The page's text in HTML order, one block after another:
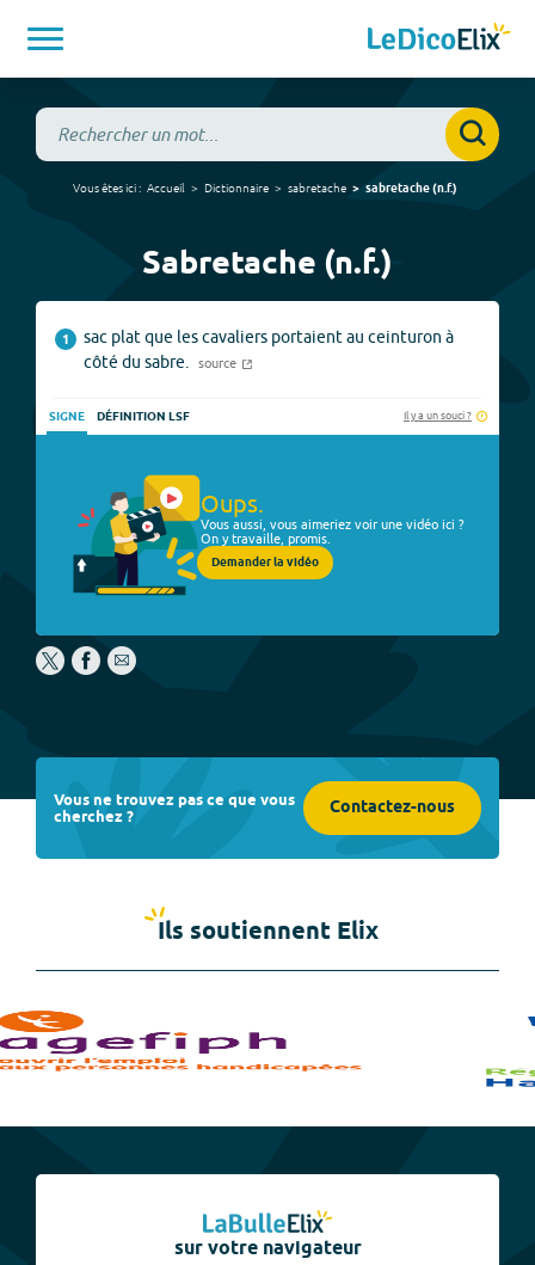
Vous êtes ici : Accueil Dictionnaire sabretache sabretache(n.f.)
Sabretache (n.f.)
1
sac plat que les cavaliers portaient au ceinturon à
côté du sabre.
source
SIGNE DÉFINITION LSF Il y a un souci ?
Oups.
Vous aussi, vous aimeriez voir une vidéo ici ?
On y travaille, promis.
Demander la vidéo
Vous ne trouvez pas ce que vous
cherchez ? Contactez-nous
Ils soutiennent Elix
sur votre navigateur